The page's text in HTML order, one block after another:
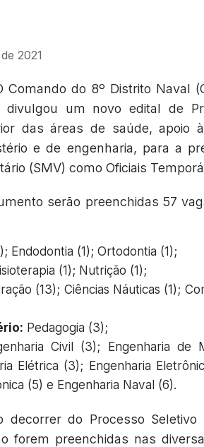
2021
Comando do 8º Distrito Naval
divulgou um novo edital de
das áreas de saúde, apoio
e de engenharia, para a
(SMV) como Oficiais
serão preenchidas 57
Endodontia (1); Ortodontia (1);
(1); Nutrição (1);
(13); Ciências Náuticas (1);
Pedagogia (3);
Civil (3); Engenharia de
Elétrica (3); Engenharia
(5) e Engenharia Naval (6).
decorrer do Processo
forem preenchidas nas